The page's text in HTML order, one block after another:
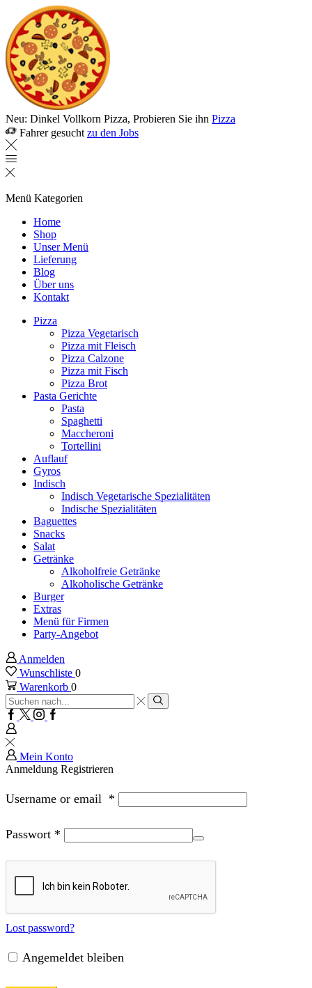
Neu: Dinkel Vollkorn Pizza, Probieren Sie ihn Pizza
Fahrer gesucht zu den Jobs
Menü Kategorien
Home
Shop
Unser Menü
Lieferung
Blog
Über uns
Kontakt
Pizza
Pizza Vegetarisch
Pizza mit Fleisch
Pizza Calzone
Pizza mit Fisch
Pizza Brot
Pasta Gerichte
Pasta
Spaghetti
Maccheroni
Tortellini
Auflauf
Gyros
Indisch
Indisch Vegetarische Spezialitäten
Indische Spezialitäten
Baguettes
Snacks
Salat
Getränke
Alkoholfreie Getränke
Alkoholische Getränke
Burger
Extras
Menü für Firmen
Party-Angebot
Anmelden
Wunschliste 0
Warenkorb 0
Sucheingabe
Suche
Facebook
TwitterInstagram
Google
Mein Konto
Anmeldung Registrieren
Username or email *
Passwort *
Lost password?
Angemeldet bleiben